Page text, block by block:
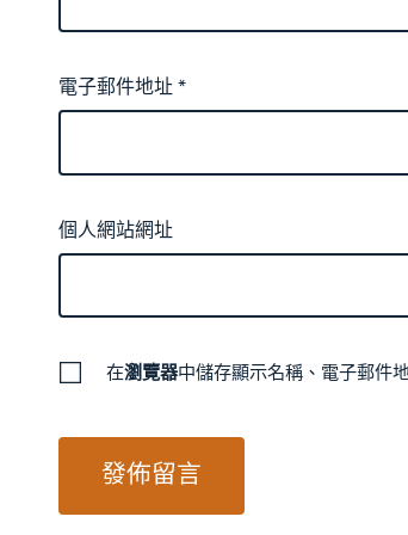
電子郵件地址*
個人網站網址
在瀏覽器中儲存顯示名稱、電子郵件